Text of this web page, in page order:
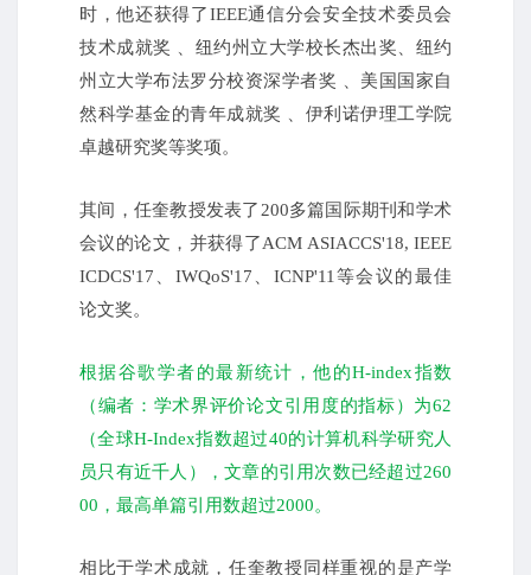
时，他还获得了IEEE通信分会安全技术委员会
技术成就奖 、纽约州立大学校长杰出奖、纽约
州立大学布法罗分校资深学者奖 、美国国家自
然科学基金的青年成就奖 、伊利诺伊理工学院
卓越研究奖等奖项。
其间，任奎教授发表了200多篇国际期刊和学术
会议的论文，并获得了ACM ASIACCS'18, IEEE
ICDCS'17、IWQoS'17、ICNP'11等会议的最佳
论文奖。
根据谷歌学者的最新统计，他的H-index指数
（编者：学术界评价论文引用度的指标）为62
（全球H-Index指数超过40的计算机科学研究人
员只有近千人），文章的引用次数已经超过260
00，最高单篇引用数超过2000。
相比于学术成就，任奎教授同样重视的是产学